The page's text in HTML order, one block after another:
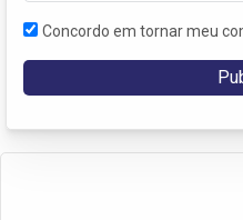
Concordo em tornar meu